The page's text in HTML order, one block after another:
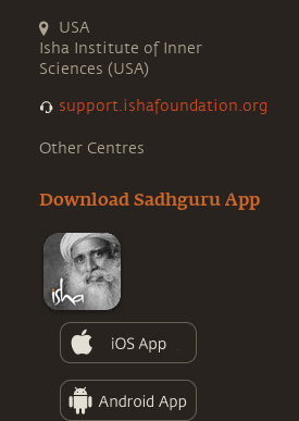
USA
Isha Institute of Inner
Sciences (USA)
support.ishafoundation.org
Other Centres
Download Sadhguru App